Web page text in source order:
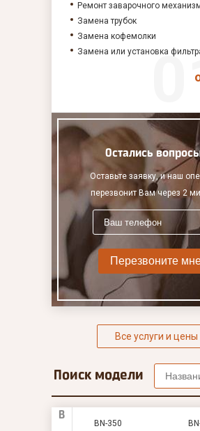
Ремонт заварочного
Замена трубок
Замена кофемолки
Замена или установка
Остались
Оставьте заявку, и наш
перезвонит Вам через 2
Перезвоните
Все услуги и цены
Поиск модели
B
BN-350